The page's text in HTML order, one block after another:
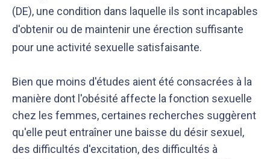
(DE), une condition dans laquelle ils sont incapables
d'obtenir ou de maintenir une érection suffisante
pour une activité sexuelle satisfaisante.
Bien que moins d'études aient été consacrées à la
manière dont l'obésité affecte la fonction sexuelle
chez les femmes, certaines recherches suggèrent
qu'elle peut entraîner une baisse du désir sexuel,
des difficultés d'excitation, des difficultés à